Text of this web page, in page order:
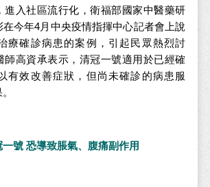
進入社區流行化，衛福部國家中醫藥研
在今年4月中央疫情指揮中心記者會上說
療確診病患的案例，引起民眾熱烈討
師高資承表示，清冠一號適用於已經確
有效改善症狀，但尚未確診的病患服
號 恐導致脹氣、腹痛副作用